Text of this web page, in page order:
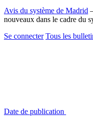
Avis du système de Madrid
nouveaux dans le cadre du
Se connecter Tous les
Date de publication